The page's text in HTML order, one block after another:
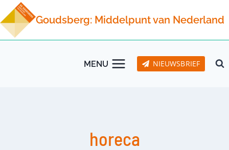
Doorgaan
naar
inhoud
Goudsberg: Middelpunt van Nederland
MENU NIEUWSBRIEF
horeca